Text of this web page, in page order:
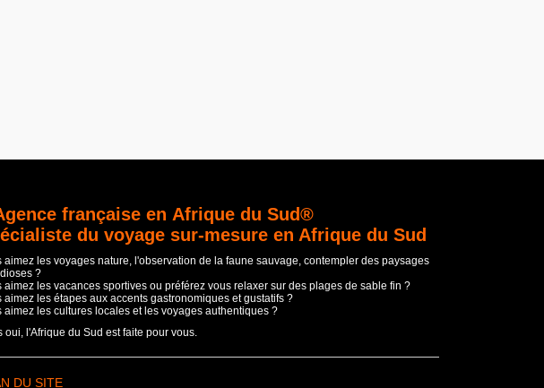
française en Afrique du Sud®
du voyage sur-mesure en Afrique du Sud
aimez les voyages nature, l'observation de la faune sauvage, contempler des paysages
?
aimez les vacances sportives ou préférez vous relaxer sur des plages de sable fin ?
aimez les étapes aux accents gastronomiques et gustatifs ?
aimez les cultures locales et les voyages authentiques ?
oui, l'Afrique du Sud est faite pour vous.
DU SITE